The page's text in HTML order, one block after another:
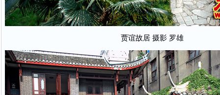
贾谊故居 摄影 罗雄